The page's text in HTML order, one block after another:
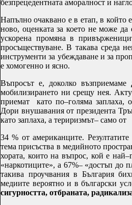
безпрецедентната аморалност и
Напълно очаквано е в етап, в
ново, оценката за което не може да
ускорена промяна в
просъществуване. В такава среда
инструменти за убеждаване и за
е хомогенно и ясно.
Въпросът е, доколко възприемаме
мобилизирането ни срещу нея.
приемат като по–голяма заплаха,
Дори внушавания от президента
като заплаха, а териризмът– само от
34 % от американците.
тема присъства в медийното
хората, които на въпрос, кой е
«наркотиците», а 67%– «достъп до
такива проучвания в България
медиите вероятно и в български
сигурността, отбраната,